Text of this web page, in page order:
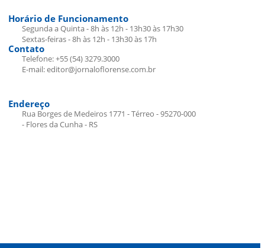
Horário de Funcionamento
Segunda a Quinta - 8h às 12h - 13h30 às 17h30
Sextas-feiras - 8h às 12h - 13h30 às 17h
Contato
Telefone: +55 (54) 3279.3000
E-mail: editor@jornaloflorense.com.br
Endereço
Rua Borges de Medeiros 1771 - Térreo - 95270-000
- Flores da Cunha - RS